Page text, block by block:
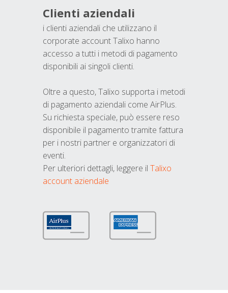
Clienti aziendali
i clienti aziendali che utilizzano il
corporate account Talixo hanno
accesso a tutti i metodi di pagamento
disponibili ai singoli clienti.
Oltre a questo, Talixo supporta i metodi
di pagamento aziendali come AirPlus.
Su richiesta speciale, può essere reso
disponibile il pagamento tramite fattura
per i nostri partner e organizzatori di
eventi.
Per ulteriori dettagli, leggere il Talixo
account aziendale